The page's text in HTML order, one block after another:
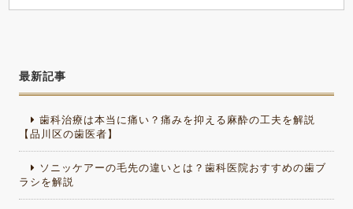
最新記事
歯科治療は本当に痛い？痛みを抑える麻酔の工夫を解説
【品川区の歯医者】
ソニッケアーの毛先の違いとは？歯科医院おすすめの歯ブ
ラシを解説